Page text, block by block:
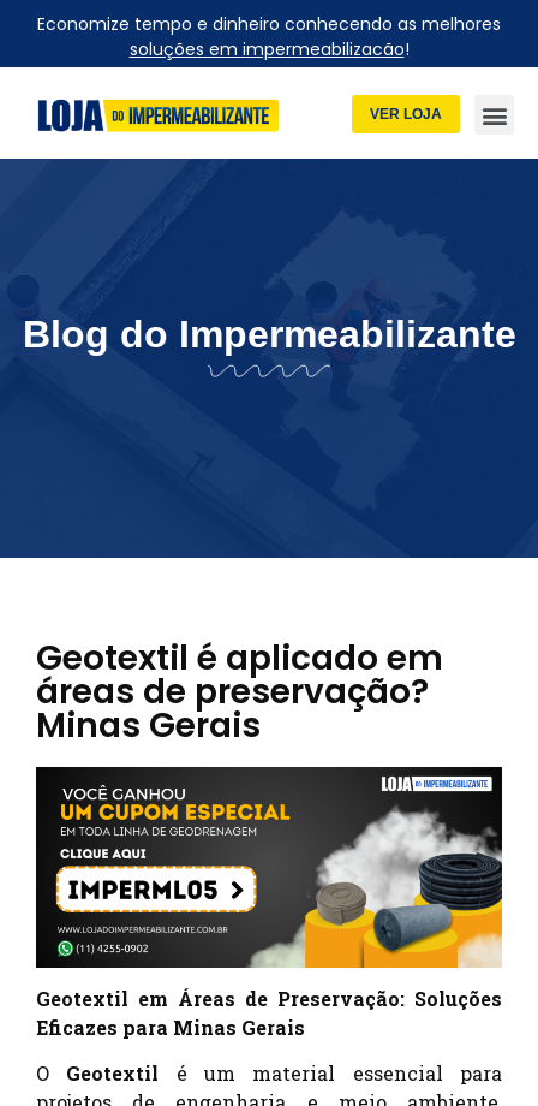
Economize tempo e dinheiro conhecendo as melhores
soluções em impermeabilizacão!
VER LOJA
Blog do Impermeabilizante
Geotextil é aplicado em
áreas de preservação?
Minas Gerais
Geotextil em Áreas de Preservação: Soluções
Eficazes para Minas Gerais
O Geotextil é um material essencial para